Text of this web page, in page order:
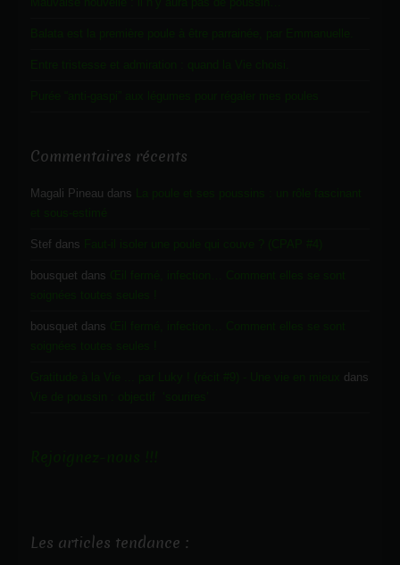
Commentaires récents
Magali Pineau dans
Stef dans
bousquet dans
bousquet dans
dans
Les articles tendance :